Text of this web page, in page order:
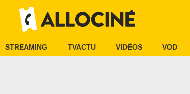
STREAMING TVACTU VIDÉOS VOD